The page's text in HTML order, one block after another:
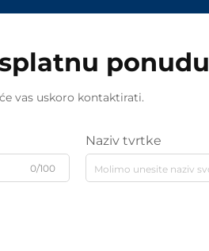
ponudu
vas uskoro kontaktirati.
0/100
Naziv tvrtke